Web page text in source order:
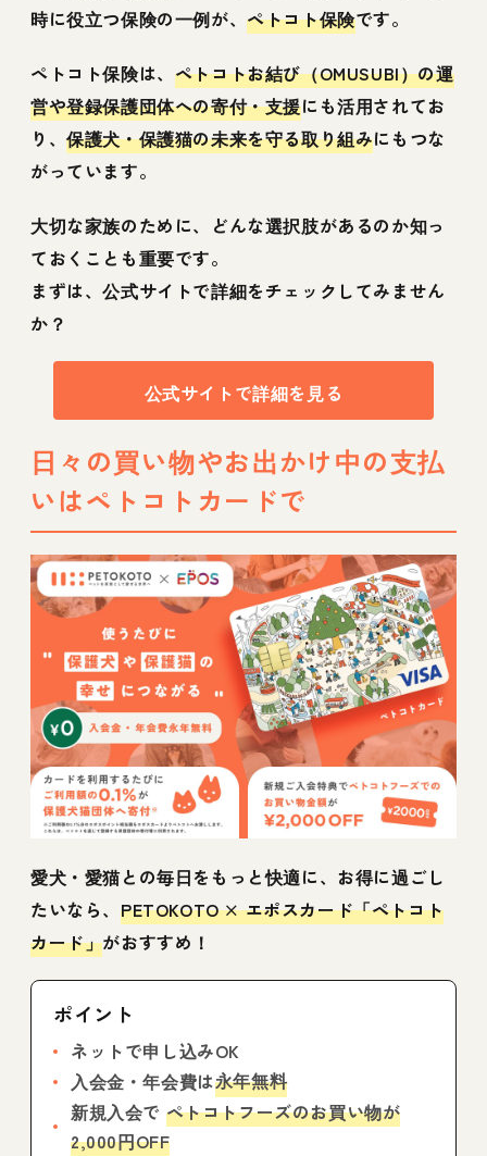
時に役立つ保険の一例が、ペトコト保険です。
ペトコト保険は、 ペトコトお結び（OMUSUBI）の運
営や登録保護団体への寄付・支援にも活用されてお
り、保護犬・保護猫の未来を守る取り組みにもつな
がっています。
大切な家族のために、どんな選択肢があるのか知っ
ておくことも重要です。
まずは、公式サイトで詳細をチェックしてみません
か？
公式サイトで詳細を見る
日々の買い物やお出かけ中の支払
いはペトコトカードで
愛犬・愛猫との毎日をもっと快適に、お得に過ごし
たいなら、 PETOKOTO × エポスカード「ペトコト
カード」がおすすめ！
ポイント
ネットで申し込みOK
入会金・年会費は永年無料
新規入会で ペトコトフーズのお買い物が
2,000円OFF